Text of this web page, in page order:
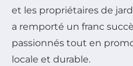
et les propriétaires de
a remporté un franc
passionnés tout en
locale et durable.